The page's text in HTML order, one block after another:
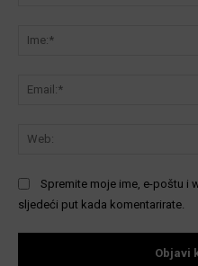
Spremite moje ime, e-poštu i
sljedeći put kada komentarirate.